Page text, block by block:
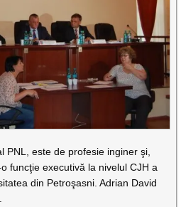
PNL, este de profesie inginer şi,
funcţie executivă la nivelul CJH a
din Petroşasni. Adrian David